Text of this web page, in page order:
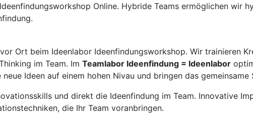
Online. Hybride Teams ermöglichen wir
Ort beim Ideenlabor Ideenfindungsworkshop. Wir trainieren
im Team. Im Teamlabor Ideenfindung = Ideenlabor
Ideen auf einem hohen Nivau und bringen das gemeinsame
und direkt die Ideenfindung im Team. Innovative
die Ihr Team voranbringen.